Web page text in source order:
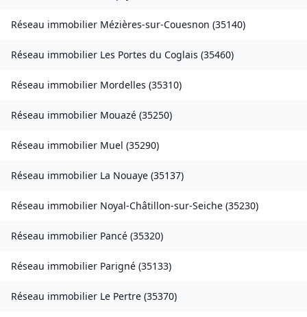
Réseau immobilier Mézières-sur-Couesnon (35140)
Réseau immobilier Les Portes du Coglais (35460)
Réseau immobilier Mordelles (35310)
Réseau immobilier Mouazé (35250)
Réseau immobilier Muel (35290)
Réseau immobilier La Nouaye (35137)
Réseau immobilier Noyal-Châtillon-sur-Seiche (35230)
Réseau immobilier Pancé (35320)
Réseau immobilier Parigné (35133)
Réseau immobilier Le Pertre (35370)